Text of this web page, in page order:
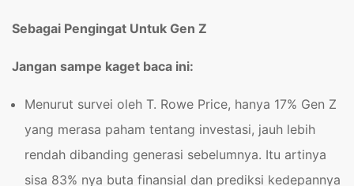
Sebagai Pengingat Untuk Gen Z
Jangan sampe kaget baca ini:
Menurut survei oleh T. Rowe Price, hanya 17% Gen Z
yang merasa paham tentang investasi, jauh lebih
rendah dibanding generasi sebelumnya. Itu artinya
sisa 83% nya buta finansial dan prediksi kedepannya